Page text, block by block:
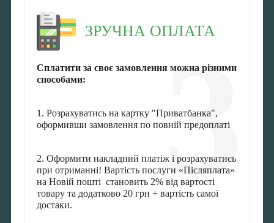
3
ЗРУЧНА ОПЛАТА
Сплатити за своє замовлення можна різними
способами:
1. Розрахуватись на картку "Приватбанка",
оформивши замовлення по повній предоплаті
2. Оформити накладний платіж і розрахуватись
при отриманні! Вартість послуги «Післяплата»
на Новій пошті становить 2% від вартості
товару та додатково 20 грн + вартість самої
достаки.